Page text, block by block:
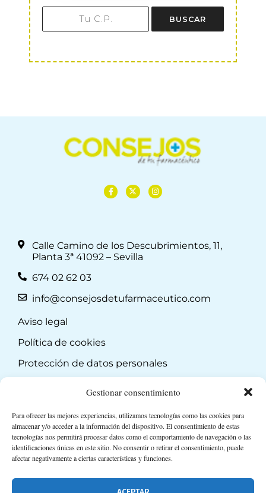
Gestionar consentimiento
Para ofrecer las mejores experiencias, utilizamos tecnologías como las cookies para
almacenar y/o acceder a la información del dispositivo. El consentimiento de estas
tecnologías nos permitirá procesar datos como el comportamiento de navegación o las
identificaciones únicas en este sitio. No consentir o retirar el consentimiento, puede
afectar negativamente a ciertas características y funciones.
BUSCAR
Calle Camino de los Descubrimientos, 11,
Planta 3ª 41092 – Sevilla
674 02 62 03
info@consejosdetufarmaceutico.com
Aviso legal
Política de cookies
Protección de datos personales